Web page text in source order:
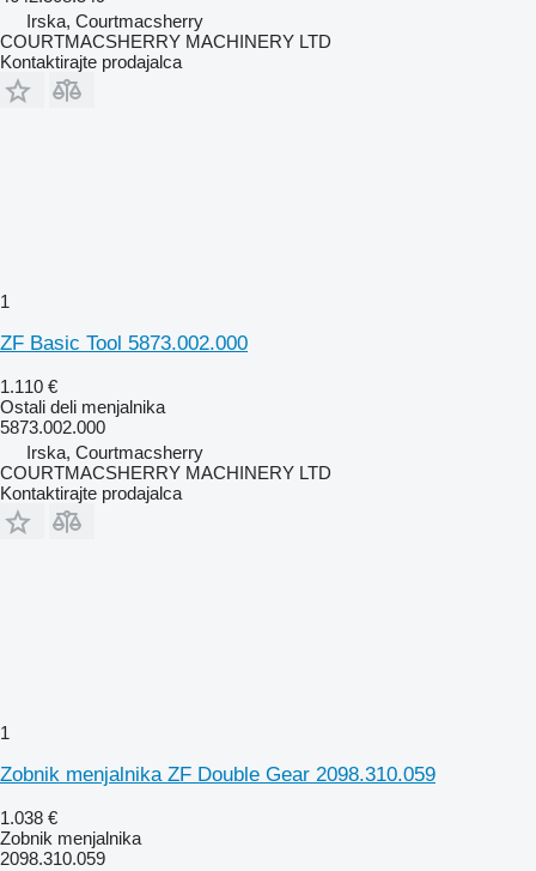
Irska, Courtmacsherry
COURTMACSHERRY MACHINERY LTD
Kontaktirajte prodajalca
1
ZF Basic Tool 5873.002.000
1.110 €
Ostali deli menjalnika
5873.002.000
Irska, Courtmacsherry
COURTMACSHERRY MACHINERY LTD
Kontaktirajte prodajalca
1
Zobnik menjalnika ZF Double Gear 2098.310.059
1.038 €
Zobnik menjalnika
2098.310.059